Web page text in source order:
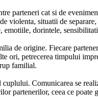
parteneri cat si de
violenta, situatii de
dorintele,
de origine. Fiecare
ori, petrecerea timpului
familial.
Comunicarea se
partenerilor, ceea ce